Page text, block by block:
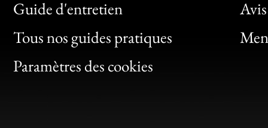
Guide d'entretien
Tous nos guides pratiques
Paramètres des cookies
Bon
Clic